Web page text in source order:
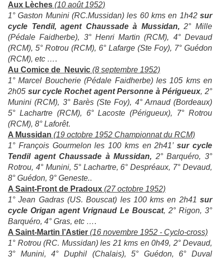
Aux Lèches (10 août 1952)
1° Gaston Munini (RC.Mussidan) les 60 kms en 1h42 sur
cycle Tendil, agent Chaussade à Mussidan, 2° Mille
(Pédale Faidherbe), 3° Henri Martin (RCM), 4° Devaud
(RCM), 5° Rotrou (RCM), 6° Lafarge (Ste Foy), 7° Guédon
(RCM), etc ….
Au Comice de Neuvic (8 septembre 1952)
1° Marcel Boucherie (Pédale Faidherbe) les 105 kms en
2h05 sur cycle Rochet agent Personne à Périgueux, 2°
Munini (RCM), 3° Barès (Ste Foy), 4° Arnaud (Bordeaux)
5° Lachartre (RCM), 6° Lacoste (Périgueux), 7° Rotrou
(RCM), 8° Laforêt.
A Mussidan (19 octobre 1952 Championnat du RCM)
1° François Gourmelon les 100 kms en 2h41’sur cycle
Tendil agent Chaussade à Mussidan, 2° Barquéro, 3°
Rotrou, 4° Munini, 5° Lachartre, 6° Despréaux, 7° Devaud,
8° Guédon, 9° Geneste..
A Saint-Front de Pradoux (27 octobre 1952)
1° Jean Gadras (US. Bouscat) les 100 kms en 2h41 sur
cycle Origan agent Vrignaud Le Bouscat, 2° Rigon, 3°
Barquéro, 4° Gras, etc ….
A Saint-Martin l’Astier (16 novembre 1952 - Cyclo-cross)
1° Rotrou (RC. Mussidan) les 21 kms en 0h49, 2° Devaud,
3° Munini, 4° Duphil (Chalais), 5° Guédon, 6° Duval